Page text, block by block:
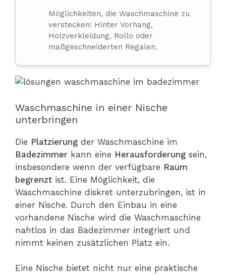
Möglichkeiten, die Waschmaschine zu
verstecken: Hinter Vorhang,
Holzverkleidung, Rollo oder
maßgeschneiderten Regalen.
Waschmaschine in einer Nische
unterbringen
Die Platzierung der Waschmaschine im
Badezimmer kann eine Herausforderung sein,
insbesondere wenn der verfügbare Raum
begrenzt ist. Eine Möglichkeit, die
Waschmaschine diskret unterzubringen, ist in
einer Nische. Durch den Einbau in eine
vorhandene Nische wird die Waschmaschine
nahtlos in das Badezimmer integriert und
nimmt keinen zusätzlichen Platz ein.
Eine Nische bietet nicht nur eine praktische